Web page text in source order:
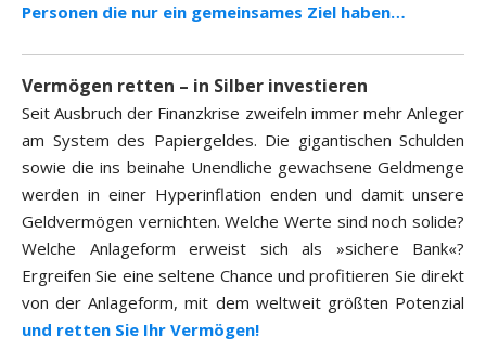
Personen die nur ein gemeinsames Ziel haben…
Vermögen retten – in Silber investieren
Seit Ausbruch der Finanzkrise zweifeln immer mehr Anleger
am System des Papiergeldes. Die gigantischen Schulden
sowie die ins beinahe Unendliche gewachsene Geldmenge
werden in einer Hyperinflation enden und damit unsere
Geldvermögen vernichten. Welche Werte sind noch solide?
Welche Anlageform erweist sich als »sichere Bank«?
Ergreifen Sie eine seltene Chance und profitieren Sie direkt
von der Anlageform, mit dem weltweit größten Potenzial
und retten Sie Ihr Vermögen!